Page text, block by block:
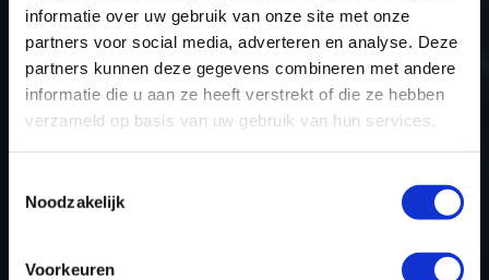
informatie over uw gebruik van onze site met onze
partners voor social media, adverteren en analyse. Deze
partners kunnen deze gegevens combineren met andere
informatie die u aan ze heeft verstrekt of die ze hebben
verzameld op basis van uw gebruik van hun services.
Noodzakelijk
Voorkeuren
TERUG NAAR HET OVERZICHT